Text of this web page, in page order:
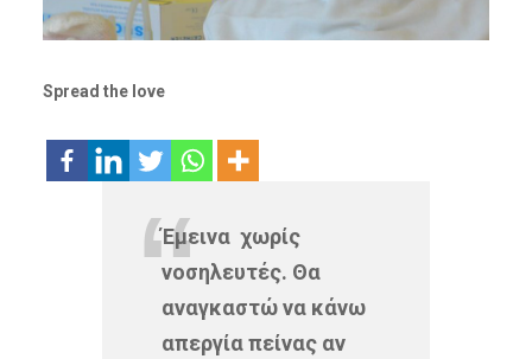
Spread the love
Έμεινα χωρίς
νοσηλευτές. Θα
αναγκαστώ να κάνω
απεργία πείνας αν